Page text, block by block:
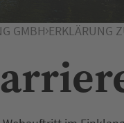
GMBH ERKLÄRUNG